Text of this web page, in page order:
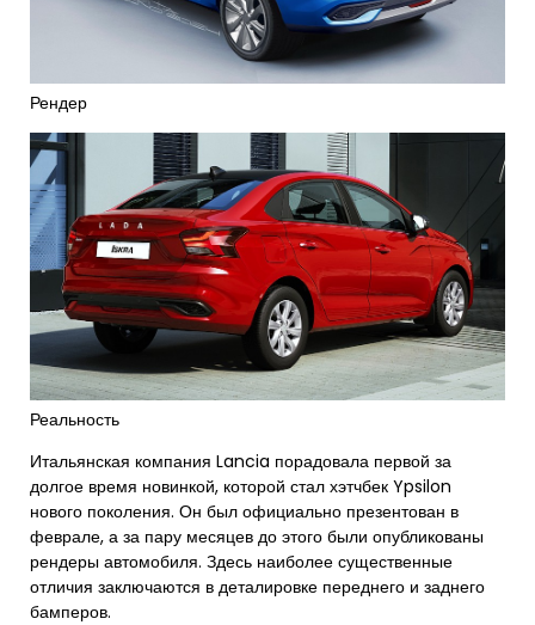
Рендер
Реальность
Итальянская компания Lancia порадовала первой за
долгое время новинкой, которой стал хэтчбек Ypsilon
нового поколения. Он был официально презентован в
феврале, а за пару месяцев до этого были опубликованы
рендеры автомобиля. Здесь наиболее существенные
отличия заключаются в деталировке переднего и заднего
бамперов.